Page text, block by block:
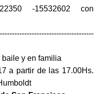
-15532602 con
y en familia
a partir de las 17.00Hs.